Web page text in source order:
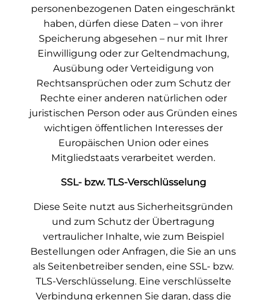
personenbezogenen Daten eingeschränkt
haben, dürfen diese Daten – von ihrer
Speicherung abgesehen – nur mit Ihrer
Einwilligung oder zur Geltendmachung,
Ausübung oder Verteidigung von
Rechtsansprüchen oder zum Schutz der
Rechte einer anderen natürlichen oder
juristischen Person oder aus Gründen eines
wichtigen öffentlichen Interesses der
Europäischen Union oder eines
Mitgliedstaats verarbeitet werden.
SSL- bzw. TLS-Verschlüsselung
Diese Seite nutzt aus Sicherheitsgründen
und zum Schutz der Übertragung
vertraulicher Inhalte, wie zum Beispiel
Bestellungen oder Anfragen, die Sie an uns
als Seitenbetreiber senden, eine SSL- bzw.
TLS-Verschlüsselung. Eine verschlüsselte
Verbindung erkennen Sie daran, dass die